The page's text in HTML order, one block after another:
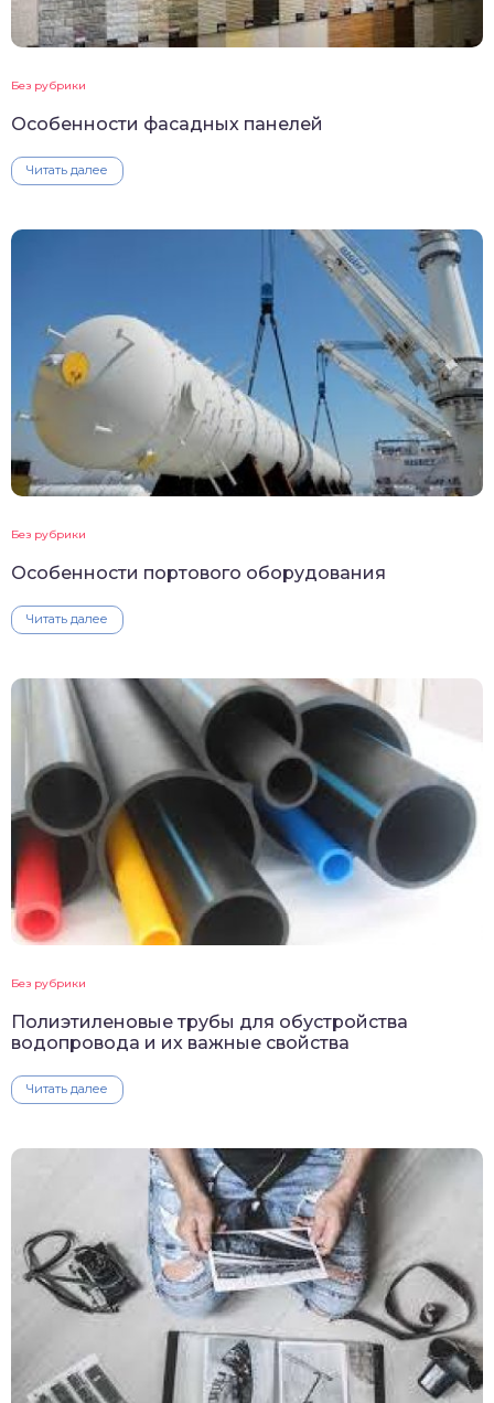
Без рубрики
Особенности фасадных панелей
Читать далее
Без рубрики
Особенности портового оборудования
Читать далее
Без рубрики
Полиэтиленовые трубы для обустройства
водопровода и их важные свойства
Читать далее